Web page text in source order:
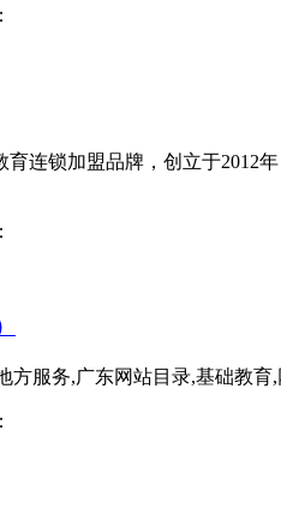
育连锁加盟品牌，创立于
方服务,广东网站目录,基础教